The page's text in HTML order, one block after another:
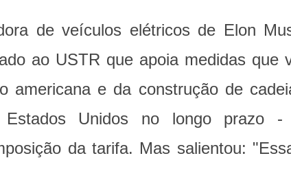
de veículos elétricos de Elon
ao USTR que apoia medidas que
americana e da construção de
Estados Unidos no longo prazo
da tarifa. Mas salientou: